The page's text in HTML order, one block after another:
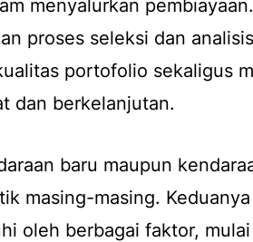
menyalurkan
proses seleksi dan
portofolio sekaligus
dan berkelanjutan.
baru maupun
masing-masing.
oleh berbagai faktor,